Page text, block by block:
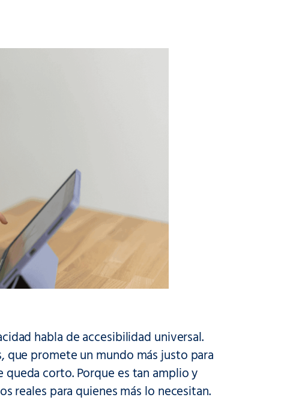
habla de accesibilidad universal.
que promete un mundo más justo para
corto. Porque es tan amplio y
reales para quienes más lo necesitan.